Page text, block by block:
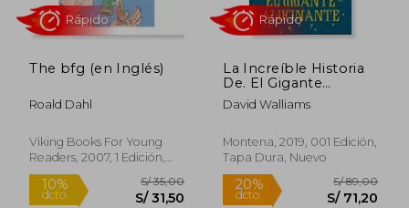
The bfg (en Inglés)
Roald Dahl
Viking Books For Young
Readers, 2007, 1 Edición,
Tapa Blanda, Nuevo
La Increíble Historia
De. El Gigante
Alucinante
David Walliams
Montena, 2019, 001 Edición,
Tapa Dura, Nuevo